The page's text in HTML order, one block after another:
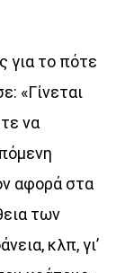
για το πότε
«Γίνεται
να
αφορά στα
των
κλπ, γι’